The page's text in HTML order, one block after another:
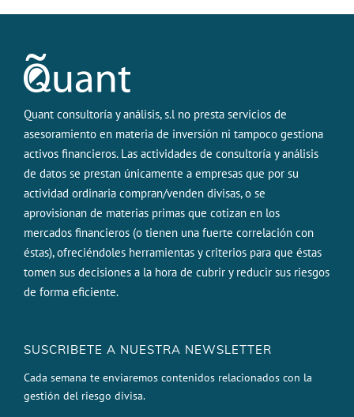
Quant consultoría y análisis, s.l no presta servicios de
asesoramiento en materia de inversión ni tampoco gestiona
activos financieros. Las actividades de consultoría y análisis
de datos se prestan únicamente a empresas que por su
actividad ordinaria compran/venden divisas, o se
aprovisionan de materias primas que cotizan en los
mercados financieros (o tienen una fuerte correlación con
éstas), ofreciéndoles herramientas y criterios para que éstas
tomen sus decisiones a la hora de cubrir y reducir sus riesgos
de forma eficiente.
SUSCRIBETE A NUESTRA NEWSLETTER
Cada semana te enviaremos contenidos relacionados con la
gestión del riesgo divisa.